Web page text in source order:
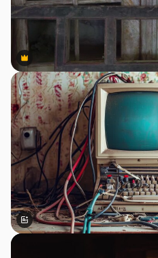
Premium
Premium
สร้างขึ้นโดย AI